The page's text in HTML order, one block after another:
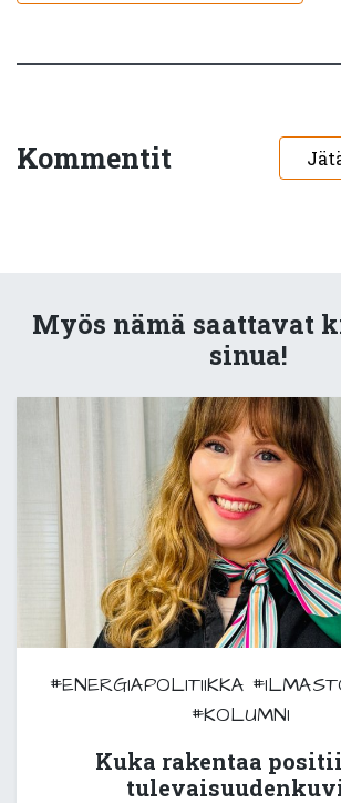
Kommentit
Myös nämä saattavat
sinua!
#ENERGIAPOLITIIKKA
#KOLUMNI
Kuka rakentaa